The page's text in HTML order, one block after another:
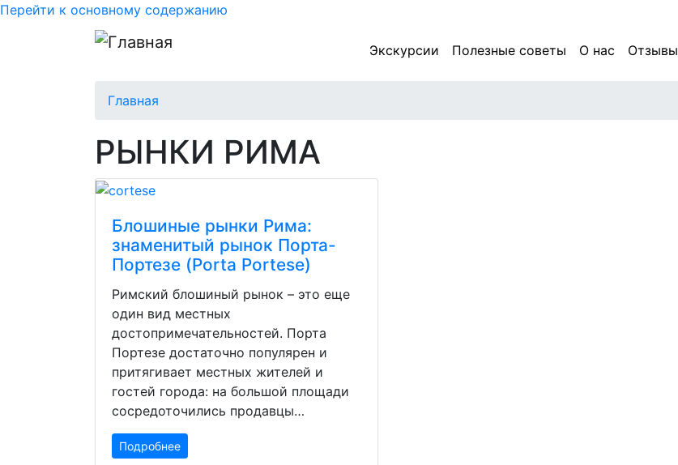
Перейти к основному содержанию
Основная навигация
Экскурсии Полезные советы О нас Отзывы
Главная
РЫНКИ РИМА
Блошиные рынки Рима:
знаменитый рынок Порта-
Портезе (Porta Portese)
Римский блошиный рынок – это еще
один вид местных
достопримечательностей. Порта
Портезе достаточно популярен и
притягивает местных жителей и
гостей города: на большой площади
сосредоточились продавцы…
Подробнее